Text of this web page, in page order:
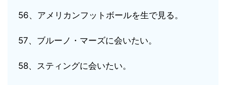
56、アメリカンフットボールを生で見る。
57、ブルーノ・マーズに会いたい。
58、スティングに会いたい。